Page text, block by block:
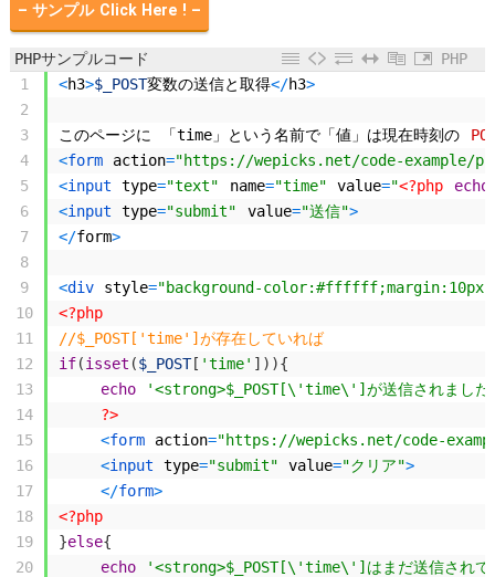
– サンプル Click Here ! –
PHPサンプルコード
PHP
1
2
3
4
5
6
7
8
9
10
11
12
13
14
15
16
17
18
19
20
<h3>$_POST変数の送信と取得</h3>
このページに 「time 」という名前で「値」は現在時刻の
<form action="https://wepicks.net/code-example/
<input type="text" name="time" value="<?php
echo
<input type="submit" value="送信">
</form>
<div style="background-
<?php
//$_POST['time']が存在していれば
if(isset ($_POST[ 'time' ] ) ){
echo
'<strong>$_POST[\'time\']が送信されまし
?>
<form action="https://wepicks.net/code-
<input type="submit" value="クリア">
</form>
<?php
}else{
echo
'<strong>$_POST[\'time\']はまだ送信されて